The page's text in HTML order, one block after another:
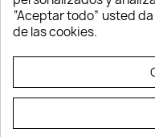
Verano y playa
Vestuario laboral
©
“Aceptar todo” usted
de las cookies.